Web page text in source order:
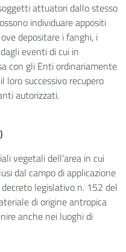
attuatori dallo stesso
individuare appositi
depositare i fanghi, i
eventi di cui in
con gli Enti ordinariamente
loro successivo recupero
autorizzati.
vegetali dell’area in cui
dal campo di applicazione
legislativo n. 152 del
di origine antropica
anche nei luoghi di